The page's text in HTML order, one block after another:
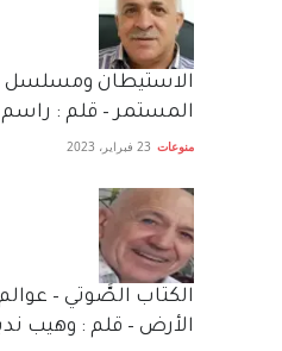
الاستيطان ومسلسل
المستمر – قلم :
منوعات 23 فبراير، 2023
الكتاب الصَّوتي –
الأرض – قلم : وهيب